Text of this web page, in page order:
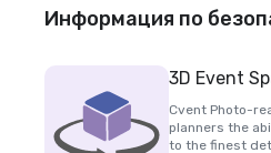
Информация по
3D Event
Cvent Photo-
planners the
to the finest